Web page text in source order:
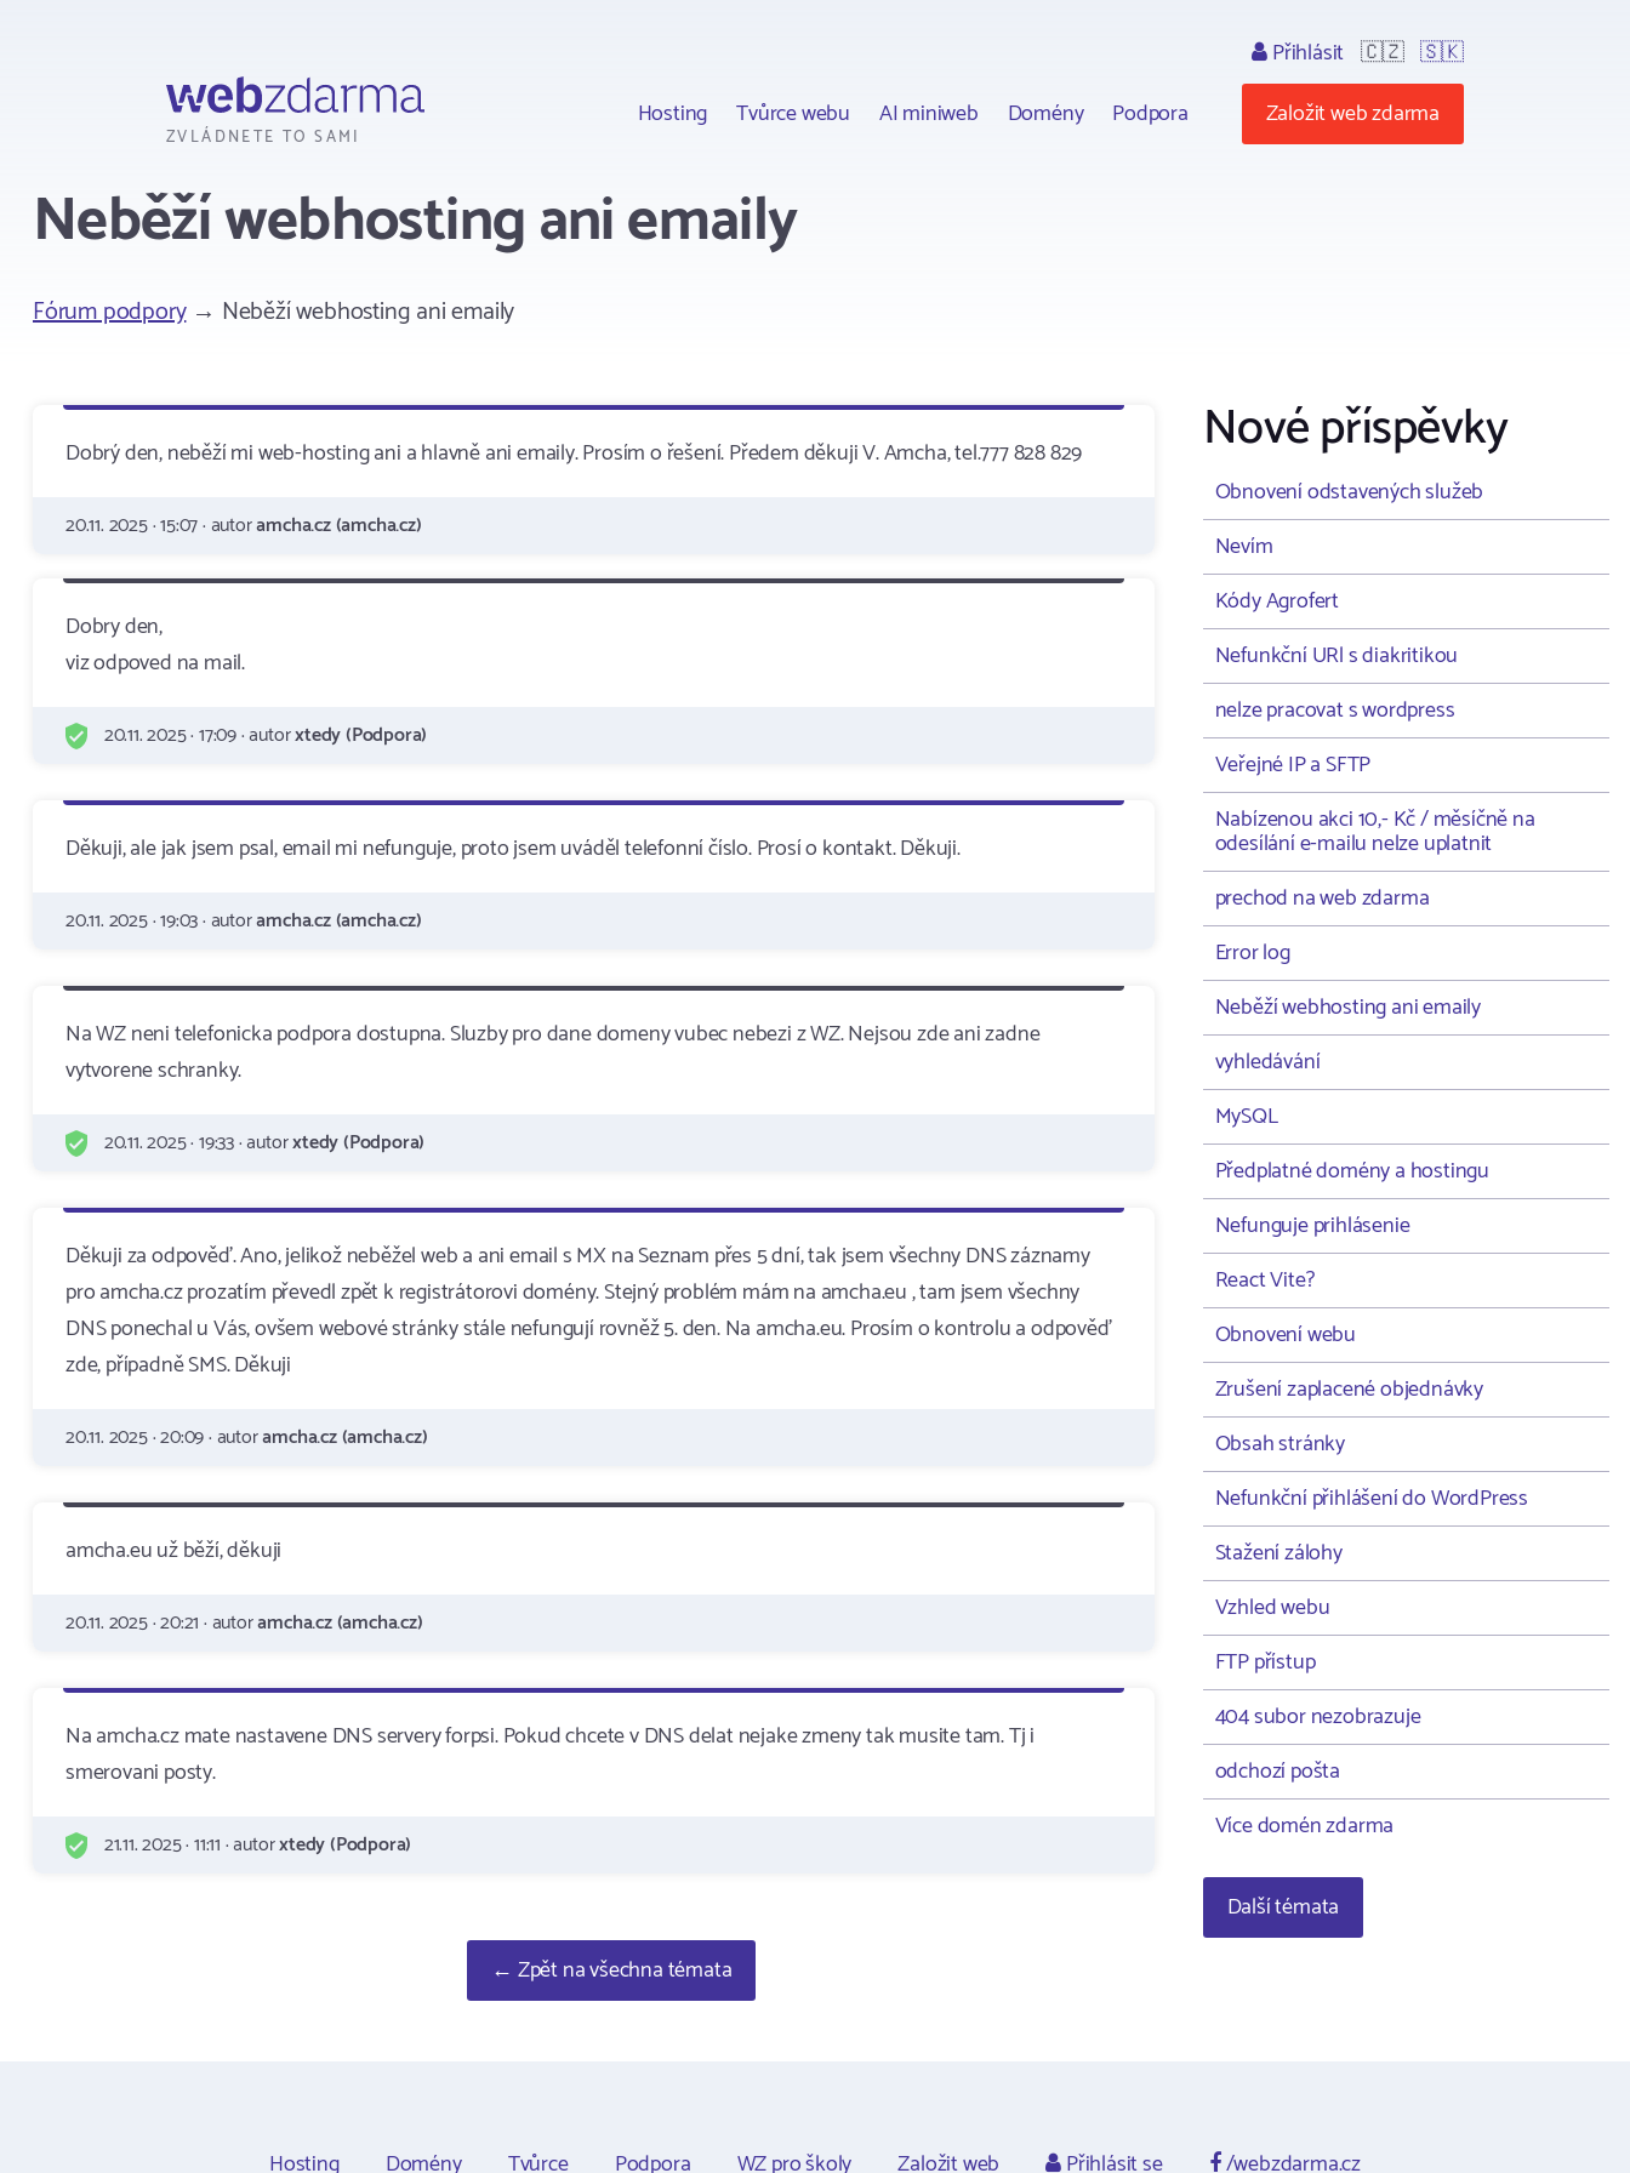
ZVLÁDNETE TO SAMI
Hosting Tvůrce webu AI miniweb Domény Podpora
Přihlásit 🇨🇿 🇸🇰
Založit web zdarma
Neběží webhosting ani emaily
Fórum podpory→ Neběží webhosting ani emaily
Dobrý den, neběží mi web-hosting ani a hlavně ani emaily. Prosím o řešení. Předem děkuji V. Amcha, tel.777 828 829
20.11. 2025 · 15:07 · autoramcha.cz (amcha.cz)
Dobry den,
viz odpoved na mail.
20.11. 2025 · 17:09 · autorxtedy (Podpora)
Děkuji, ale jak jsem psal, email mi nefunguje, proto jsem uváděl telefonní číslo. Prosí o kontakt. Děkuji.
20.11. 2025 · 19:03 · autoramcha.cz (amcha.cz)
Na WZ neni telefonicka podpora dostupna. Sluzby pro dane domeny vubec nebezi z WZ. Nejsou zde ani zadne
vytvorene schranky.
20.11. 2025 · 19:33 · autorxtedy (Podpora)
Děkuji za odpověď. Ano, jelikož neběžel web a ani email s MX na Seznam přes 5 dní, tak jsem všechny DNS záznamy
pro amcha.cz prozatím převedl zpět k registrátorovi domény. Stejný problém mám na amcha.eu , tam jsem všechny
DNS ponechal u Vás, ovšem webové stránky stále nefungují rovněž 5. den. Na amcha.eu. Prosím o kontrolu a odpověď
zde, případně SMS. Děkuji
20.11. 2025 · 20:09 · autoramcha.cz (amcha.cz)
amcha.eu už běží, děkuji
20.11. 2025 · 20:21 · autoramcha.cz (amcha.cz)
Na amcha.cz mate nastavene DNS servery forpsi. Pokud chcete v DNS delat nejake zmeny tak musite tam. Tj i
smerovani posty.
21.11. 2025 · 11:11 · autorxtedy (Podpora)
← Zpět na všechna témata
Nové příspěvky
Obnovení odstavených služeb
Nevím
Kódy Agrofert
Nefunkční URl s diakritikou
nelze pracovat s wordpress
Veřejné IP a SFTP
Nabízenou akci 10,- Kč / měsíčně na
odesílání e-mailu nelze uplatnit
prechod na web zdarma
Error log
Neběží webhosting ani emaily
vyhledávání
MySQL
Předplatné domény a hostingu
Nefunguje prihlásenie
React Vite?
Obnovení webu
Zrušení zaplacené objednávky
Obsah stránky
Nefunkční přihlášení do WordPress
Stažení zálohy
Vzhled webu
FTP přístup
404 subor nezobrazuje
odchozí pošta
Více domén zdarma
Další témata
Hosting Domény Tvůrce Podpora WZ pro školy Založit web Přihlásit se /webzdarma.cz